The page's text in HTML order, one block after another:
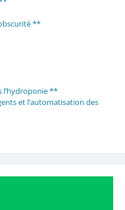
**
l’hydroponie **
et l’automatisation des